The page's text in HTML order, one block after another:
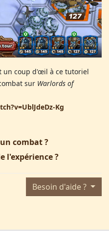
un coup d'œil à ce tutoriel
sur Warlords of
Kg
combat ?
l'expérience ?
Besoin d'aide ?